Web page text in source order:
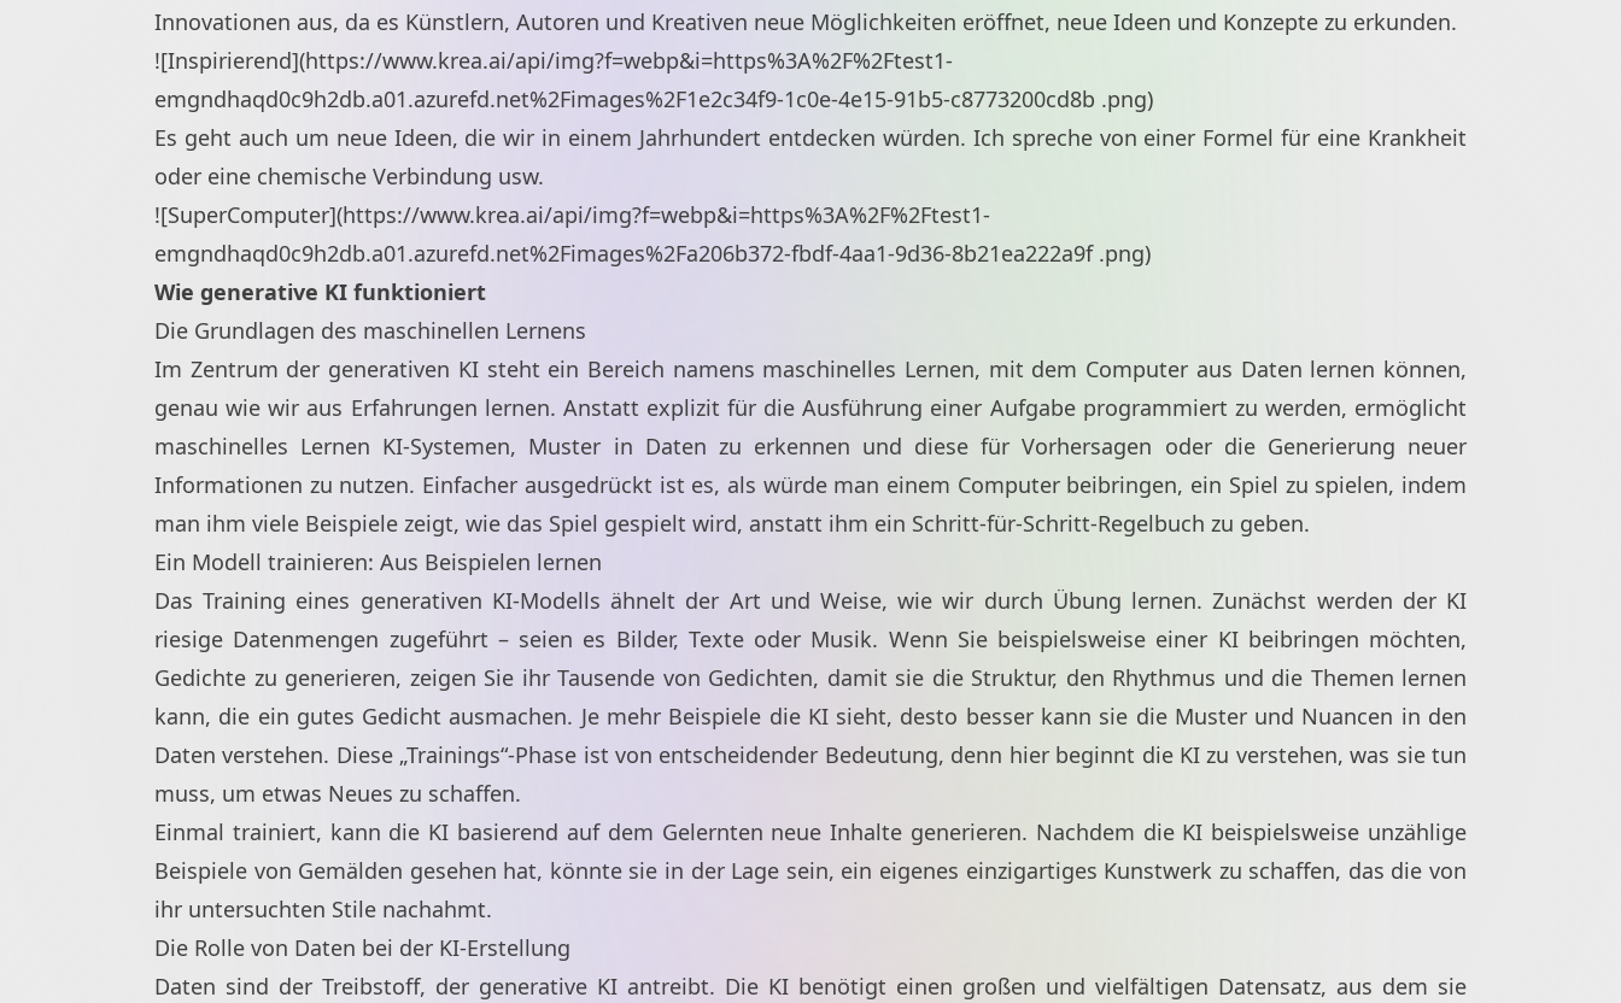
Innovationen aus, da es Künstlern, Autoren und Kreativen neue Möglichkeiten eröffnet, neue Ideen und Konzepte zu erkunden.
![Inspirierend](https://www.krea.ai/api/img?f=webp&i=https%3A%2F%2Ftest1-
emgndhaqd0c9h2db.a01.azurefd.net%2Fimages%2F1e2c34f9-1c0e-4e15-91b5-c8773200cd8b .png)
Es geht auch um neue Ideen, die wir in einem Jahrhundert entdecken würden. Ich spreche von einer Formel für eine Krankheit
oder eine chemische Verbindung usw.
![SuperComputer](https://www.krea.ai/api/img?f=webp&i=https%3A%2F%2Ftest1-
emgndhaqd0c9h2db.a01.azurefd.net%2Fimages%2Fa206b372-fbdf-4aa1-9d36-8b21ea222a9f.png)
Wie generative KI funktioniert
Die Grundlagen des maschinellen Lernens
Im Zentrum der generativen KI steht ein Bereich namens maschinelles Lernen, mit dem Computer aus Daten lernen können,
genau wie wir aus Erfahrungen lernen. Anstatt explizit für die Ausführung einer Aufgabe programmiert zu werden, ermöglicht
maschinelles Lernen KI-Systemen, Muster in Daten zu erkennen und diese für Vorhersagen oder die Generierung neuer
Informationen zu nutzen. Einfacher ausgedrückt ist es, als würde man einem Computer beibringen, ein Spiel zu spielen, indem
man ihm viele Beispiele zeigt, wie das Spiel gespielt wird, anstatt ihm ein Schritt-für-Schritt-Regelbuch zu geben.
Ein Modell trainieren: Aus Beispielen lernen
Das Training eines generativen KI-Modells ähnelt der Art und Weise, wie wir durch Übung lernen. Zunächst werden der KI
riesige Datenmengen zugeführt – seien es Bilder, Texte oder Musik. Wenn Sie beispielsweise einer KI beibringen möchten,
Gedichte zu generieren, zeigen Sie ihr Tausende von Gedichten, damit sie die Struktur, den Rhythmus und die Themen lernen
kann, die ein gutes Gedicht ausmachen. Je mehr Beispiele die KI sieht, desto besser kann sie die Muster und Nuancen in den
Daten verstehen. Diese „Trainings“-Phase ist von entscheidender Bedeutung, denn hier beginnt die KI zu verstehen, was sie tun
muss, um etwas Neues zu schaffen.
Einmal trainiert, kann die KI basierend auf dem Gelernten neue Inhalte generieren. Nachdem die KI beispielsweise unzählige
Beispiele von Gemälden gesehen hat, könnte sie in der Lage sein, ein eigenes einzigartiges Kunstwerk zu schaffen, das die von
ihr untersuchten Stile nachahmt.
Die Rolle von Daten bei der KI-Erstellung
Daten sind der Treibstoff, der generative KI antreibt. Die KI benötigt einen großen und vielfältigen Datensatz, aus dem sie